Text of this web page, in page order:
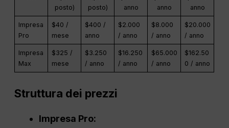
posto)
posto)
anno
anno
anno
Impresa
Pro
$40 /
mese
$400 /
anno
$2.000
/ anno
$8.000
/ anno
$20.000
/ anno
Impresa
Max
$325 /
mese
$3.250
/ anno
$16.250
/ anno
$65.000
/ anno
$162.50
0 / anno
Struttura dei prezzi
Impresa Pro: